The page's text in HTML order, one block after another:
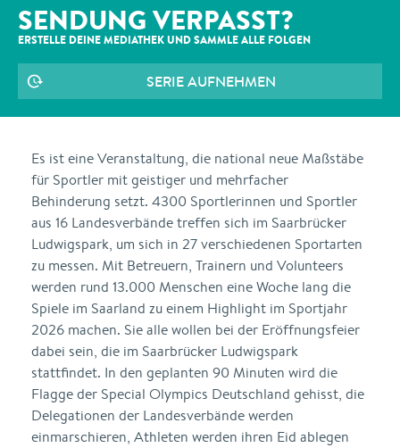
SENDUNG VERPASST?
ERSTELLE DEINE MEDIATHEK UND SAMMLE ALLE FOLGEN
SERIE AUFNEHMEN
Es ist eine Veranstaltung, die national neue Maßstäbe
für Sportler mit geistiger und mehrfacher
Behinderung setzt. 4300 Sportlerinnen und Sportler
aus 16 Landesverbände treffen sich im Saarbrücker
Ludwigspark, um sich in 27 verschiedenen Sportarten
zu messen. Mit Betreuern, Trainern und Volunteers
werden rund 13.000 Menschen eine Woche lang die
Spiele im Saarland zu einem Highlight im Sportjahr
2026 machen. Sie alle wollen bei der Eröffnungsfeier
dabei sein, die im Saarbrücker Ludwigspark
stattfindet. In den geplanten 90 Minuten wird die
Flagge der Special Olympics Deutschland gehisst, die
Delegationen der Landesverbände werden
einmarschieren, Athleten werden ihren Eid ablegen